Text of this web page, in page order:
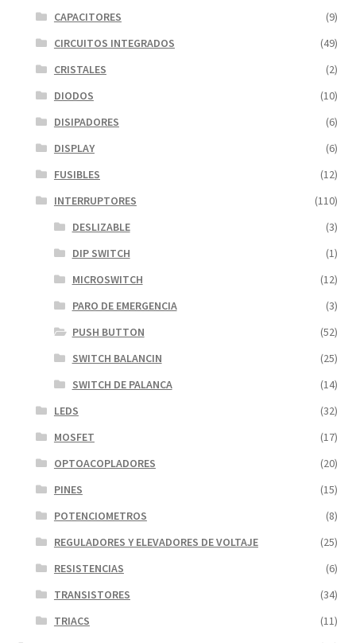
CAPACITORES
(9)
CIRCUITOS INTEGRADOS
(49)
CRISTALES
(2)
DIODOS
(10)
DISIPADORES
(6)
DISPLAY
(6)
FUSIBLES
(12)
INTERRUPTORES
(110)
DESLIZABLE
(3)
DIP SWITCH
(1)
MICROSWITCH
(12)
PARO DE EMERGENCIA
(3)
PUSH BUTTON
(52)
SWITCH BALANCIN
(25)
SWITCH DE PALANCA
(14)
LEDS
(32)
MOSFET
(17)
OPTOACOPLADORES
(20)
PINES
(15)
POTENCIOMETROS
(8)
REGULADORES Y ELEVADORES DE VOLTAJE
(25)
RESISTENCIAS
(6)
TRANSISTORES
(34)
TRIACS
(11)